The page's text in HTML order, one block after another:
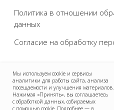
Мы используем cookie и сервисы
аналитики для работы сайта, анализа
посещаемости и улучшения материалов.
Нажимая «Принять», вы соглашаетесь
с обработкой данных, собираемых
с помощью cookie. Подробнее — в